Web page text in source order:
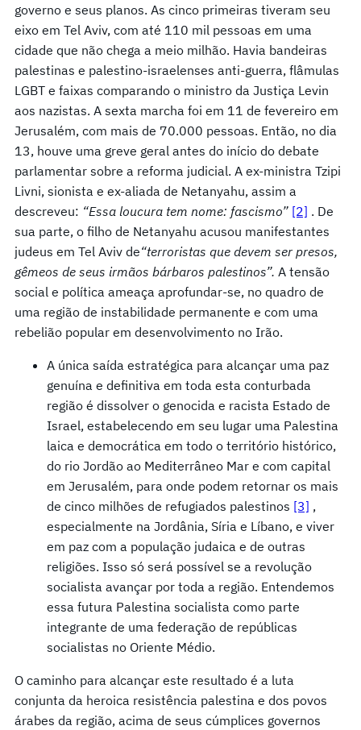
governo e seus planos. As cinco primeiras tiveram seu
eixo em Tel Aviv, com até 110 mil pessoas em uma
cidade que não chega a meio milhão. Havia bandeiras
palestinas e palestino-israelenses anti-guerra, flâmulas
LGBT e faixas comparando o ministro da Justiça Levin
aos nazistas. A sexta marcha foi em 11 de fevereiro em
Jerusalém, com mais de 70.000 pessoas. Então, no dia
13, houve uma greve geral antes do início do debate
parlamentar sobre a reforma judicial. A ex-ministra Tzipi
Livni, sionista e ex-aliada de Netanyahu, assim a
descreveu: “Essa loucura tem nome: fascismo” [2] . De
sua parte, o filho de Netanyahu acusou manifestantes
judeus em Tel Aviv de“terroristas que devem ser presos,
gêmeos de seus irmãos bárbaros palestinos”. A tensão
social e política ameaça aprofundar-se, no quadro de
uma região de instabilidade permanente e com uma
rebelião popular em desenvolvimento no Irão.
A única saída estratégica para alcançar uma paz
genuína e definitiva em toda esta conturbada
região é dissolver o genocida e racista Estado de
Israel, estabelecendo em seu lugar uma Palestina
laica e democrática em todo o território histórico,
do rio Jordão ao Mediterrâneo Mar e com capital
em Jerusalém, para onde podem retornar os mais
de cinco milhões de refugiados palestinos [3] ,
especialmente na Jordânia, Síria e Líbano, e viver
em paz com a população judaica e de outras
religiões. Isso só será possível se a revolução
socialista avançar por toda a região. Entendemos
essa futura Palestina socialista como parte
integrante de uma federação de repúblicas
socialistas no Oriente Médio.
O caminho para alcançar este resultado é a luta
conjunta da heroica resistência palestina e dos povos
árabes da região, acima de seus cúmplices governos